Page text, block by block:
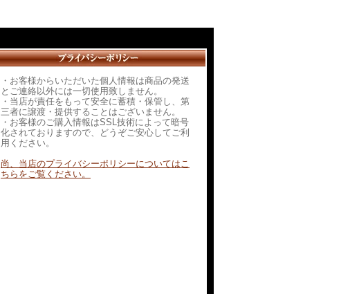
・お客様からいただいた個人情報は商品の発送
とご連絡以外には一切使用致しません。
・当店が責任をもって安全に蓄積・保管し、第
三者に譲渡・提供することはございません。
・お客様のご購入情報はSSL技術によって暗号
化されておりますので、どうぞご安心してご利
用ください。
尚、当店のプライバシーポリシーについてはこ
ちらをご覧ください。